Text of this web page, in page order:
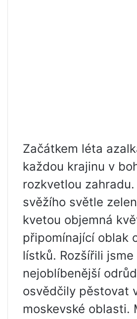
Začátkem léta
každou krajinu v
rozkvetlou
svěžího světle
kvetou objemná
připomínající oblak
lístků. Rozšířili
nejoblíbenější
osvědčily pěstovat
moskevské oblasti.